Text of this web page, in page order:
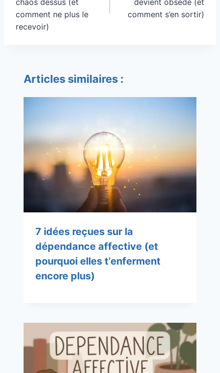
comment ne plus le
recevoir)
comment s’en sortir)
Articles similaires :
7 idées reçues sur la
dépendance affective (et
pourquoi elles t’enferment
encore plus)